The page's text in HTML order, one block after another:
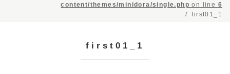
content/themes/minidora/single.php on line 6
first01_1
first01_1